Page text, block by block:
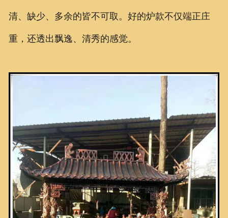
清、缺少、多余的皆不可取。好的炉款不仅端正庄
重，还透出飘逸、清秀的感觉。